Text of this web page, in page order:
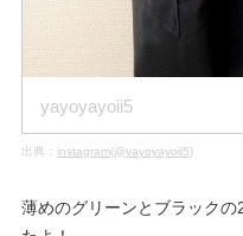
yayoyayoii5
出典： instagram(@yayoyayoii5)
薄めのグリーンとブラック